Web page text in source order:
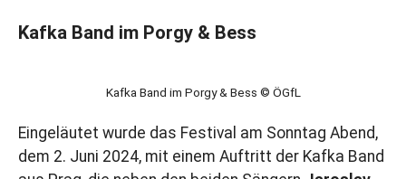
t
r
r
Kafka Band im Porgy & Bess
Kafka Band im Porgy & Bess © ÖGfL
Eingeläutet wurde das Festival am Sonntag Abend,
dem 2. Juni 2024, mit einem Auftritt der Kafka Band